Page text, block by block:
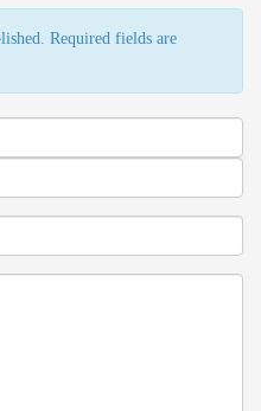
Required fields are